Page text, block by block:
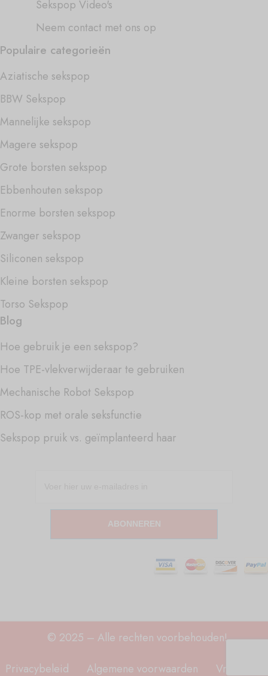
Sekspop Video's
Neem contact met ons op
Populaire categorieën
Aziatische sekspop
BBW Sekspop
Mannelijke sekspop
Magere sekspop
Grote borsten sekspop
Ebbenhouten sekspop
Enorme borsten sekspop
Zwanger sekspop
Siliconen sekspop
Kleine borsten sekspop
Torso Sekspop
Blog
Hoe gebruik je een sekspop?
Hoe TPE-vlekverwijderaar te gebruiken
Mechanische Robot Sekspop
ROS-kop met orale seksfunctie
Sekspop pruik vs. geïmplanteerd haar
ABONNEREN
© 2025 – Alle rechten voorbehouden!
Privacybeleid
Algemene voorwaarden Vrijwaring